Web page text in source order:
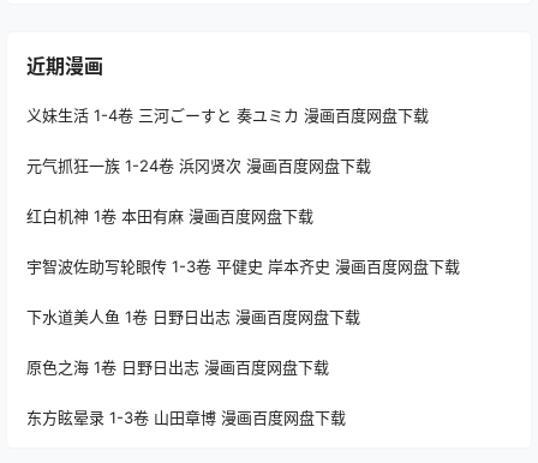
近期漫画
义妹生活 1-4卷 三河ごーすと 奏ユミカ 漫画百度网盘下载
元气抓狂一族 1-24卷 浜冈贤次 漫画百度网盘下载
红白机神 1卷 本田有麻 漫画百度网盘下载
宇智波佐助写轮眼传 1-3卷 平健史 岸本齐史 漫画百度网盘下载
下水道美人鱼 1卷 日野日出志 漫画百度网盘下载
原色之海 1卷 日野日出志 漫画百度网盘下载
东方眩晕录 1-3卷 山田章博 漫画百度网盘下载